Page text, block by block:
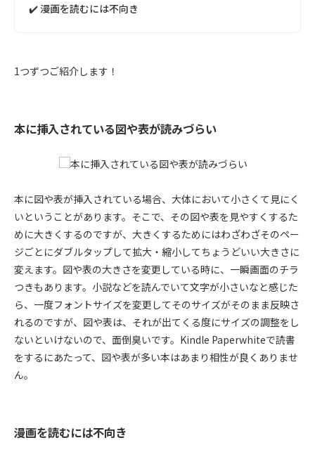
✔️ 漫画を読むには不向き
1つずつご紹介します！
本に挿入されている図や表が読みづらい
本に図や表が挿入されている場合、大体において小さくて見にく
いということがあります。そこで、その図や表を見やすくするた
めに大きくするのですが、大きくするためにはわざわざそのペー
ジごとにダブルタップして拡大・縮小してちょうどいい大きさに
変えます。図や表の大きさを変更している時に、一瞬画面のチラ
つきもあります。小説などを読んでいて文字が小さいなと感じた
ら、一度フォントサイズを変更してそのサイズがそのまま反映さ
れるのですが、図や表は、それが出てくる度にサイズの調整をし
ないといけないので、面倒臭いです。Kindle Paperwhiteで読書
をするにあたって、図や表が多い本はあまり相性が良くありませ
ん。
漫画を読むには不向き